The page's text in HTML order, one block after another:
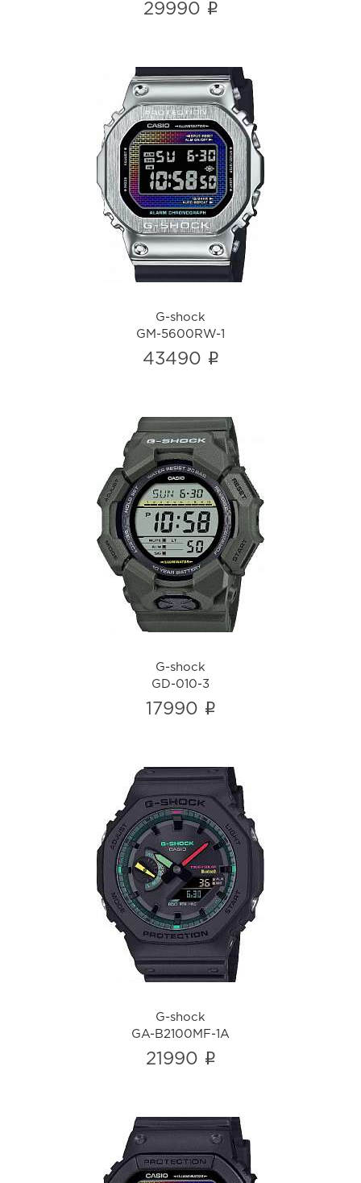
29990 i
G-shock
GM-5600RW-1
i
G-shock
GM-5600RW-1
43490 i
G-shock
GD-010-3
i
G-shock
GD-010-3
17990 i
G-shock
GA-B2100MF-1A
i
G-shock
GA-B2100MF-1A
21990 i